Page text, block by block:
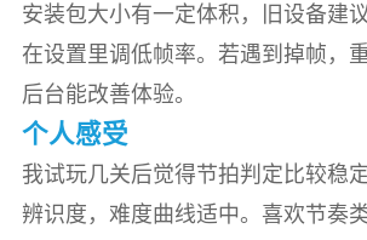
安装包大小有一定体积，旧设备建
在设置里调低帧率。若遇到掉帧，
后台能改善体验。
个人感受
我试玩几关后觉得节拍判定比较稳
辨识度，难度曲线适中。喜欢节奏